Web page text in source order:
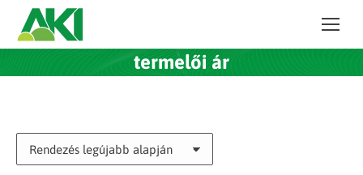
termelői ár